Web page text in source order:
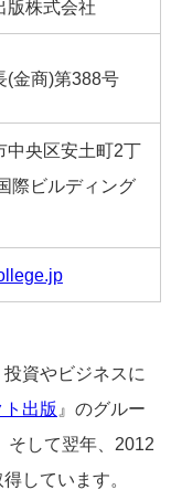
版株式会社
(金商)第388号
中央区安土町2丁
際ビルディング
資やビジネスに
ト出版 』のグルー
そして翌年、2012
しています。